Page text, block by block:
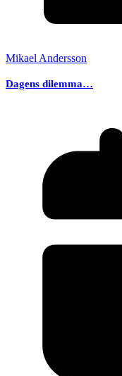
Mikael Andersson
Dagens dilemma…